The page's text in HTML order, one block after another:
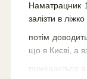
Наматрацник
залізти в
потім
що в Києві, а
поміщається в